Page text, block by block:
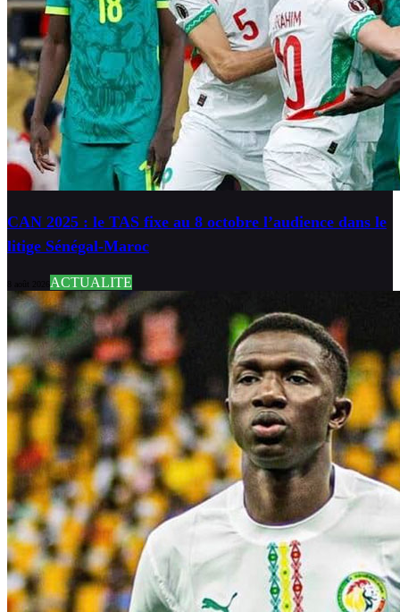
CAN 2025 : le TAS fixe au 8 octobre l’audience dans le
litige Sénégal-Maroc
ACTUALITE